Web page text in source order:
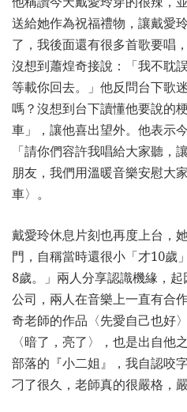
送給她作為祝福禮物，讓戴愛
了，我後面還有很多首歌要唱
沒想到蕭煌奇接說：「我不耽
等載你回去。」他反問台下歌
嗎？沒想到台下讀懂他要說的
車」，讓他喜出望外。他表示
「請你們容許我唱給大家聽，
朋友，我們用溫暖音樂安慰大
車〉。
戴愛玲休息片刻也再度上台，
門，自稱當時還很小「才10歲
8歲。」兩人分享認識機緣，
公司，兩人在音樂上一直有合
奇老師的作品〈先愛自己也好
〈暗了，亮了〉，也是出自他
部落的『小二姐』，我自認咬
刁了很久，老師真的很嚴格，